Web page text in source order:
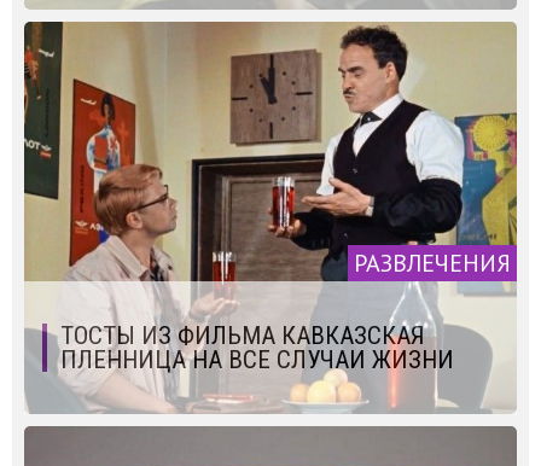
РАЗВЛЕЧЕНИЯ
ТОСТЫ ИЗ ФИЛЬМА КАВКАЗСКАЯ
ПЛЕННИЦА НА ВСЕ СЛУЧАИ ЖИЗНИ